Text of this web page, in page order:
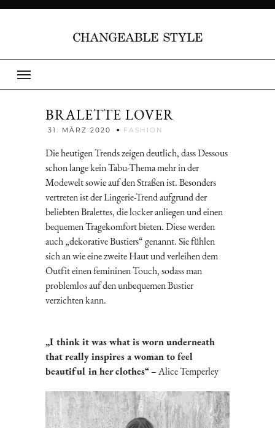
BRALETTE LOVER
31. MÄRZ 2020 FASHION
Die heutigen Trends zeigen deutlich, dass Dessous
schon lange kein Tabu-Thema mehr in der
Modewelt sowie auf den Straßen ist. Besonders
vertreten ist der Lingerie-Trend aufgrund der
beliebten Bralettes, die locker anliegen und einen
bequemen Tragekomfort bieten. Diese werden
auch „dekorative Bustiers“ genannt. Sie fühlen
sich an wie eine zweite Haut und verleihen dem
Outfit einen femininen Touch, sodass man
problemlos auf den unbequemen Bustier
verzichten kann.
„I think it was what is worn underneath
that really inspires a woman to feel
beautiful in her clothes“– Alice Temperley